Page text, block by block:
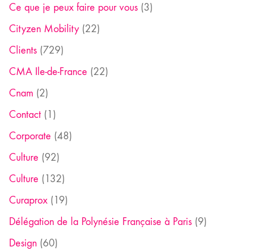
Ce que je peux faire pour vous (3)
Cityzen Mobility (22)
Clients (729)
CMA Ile-de-France (22)
Cnam (2)
Contact (1)
Corporate (48)
Culture (92)
Culture (132)
Curaprox (19)
Délégation de la Polynésie Française à Paris (9)
Design (60)